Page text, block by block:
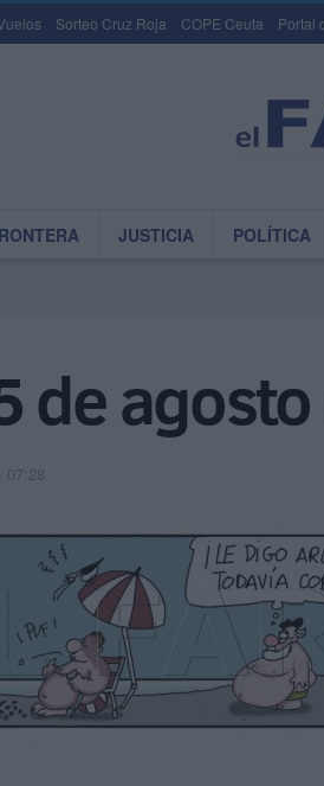
Sorteo Cruz Roja COPE Ceuta Portal
JUSTICIA POLÍTICA
de
07:28